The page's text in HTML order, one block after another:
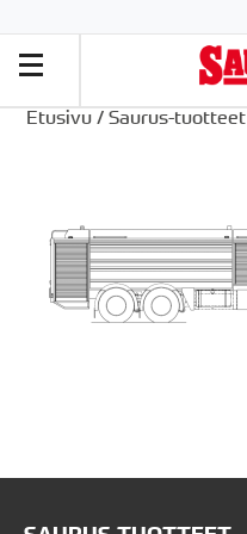
Etusivu / Saurus-tuotteet